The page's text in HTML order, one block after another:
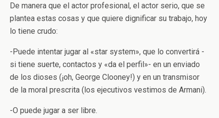
De manera que el actor profesional, el actor serio, que se
plantea estas cosas y que quiere dignificar su trabajo, hoy
lo tiene crudo:
-Puede intentar jugar al «star system», que lo convertirá -
si tiene suerte, contactos y «da el perfil»- en un enviado
de los dioses (¡oh, George Clooney!) y en un transmisor
de la moral prescrita (los ejecutivos vestimos de Armani).
-O puede jugar a ser libre.